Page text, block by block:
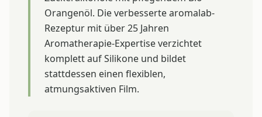
Orangenöl. Die verbesserte aromalab-
Rezeptur mit über 25 Jahren
Aromatherapie-Expertise verzichtet
komplett auf Silikone und bildet
stattdessen einen flexiblen,
atmungsaktiven Film.